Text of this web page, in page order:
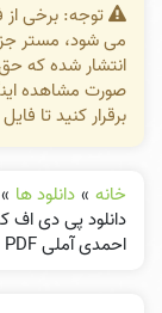
توجه: برخی از
می شود، مستر
انتشار شده که
صورت مشاهده
برقرار کنید تا
خانه » دانلود ها »
دانلود پی دی اف
احمدی آملی PDF